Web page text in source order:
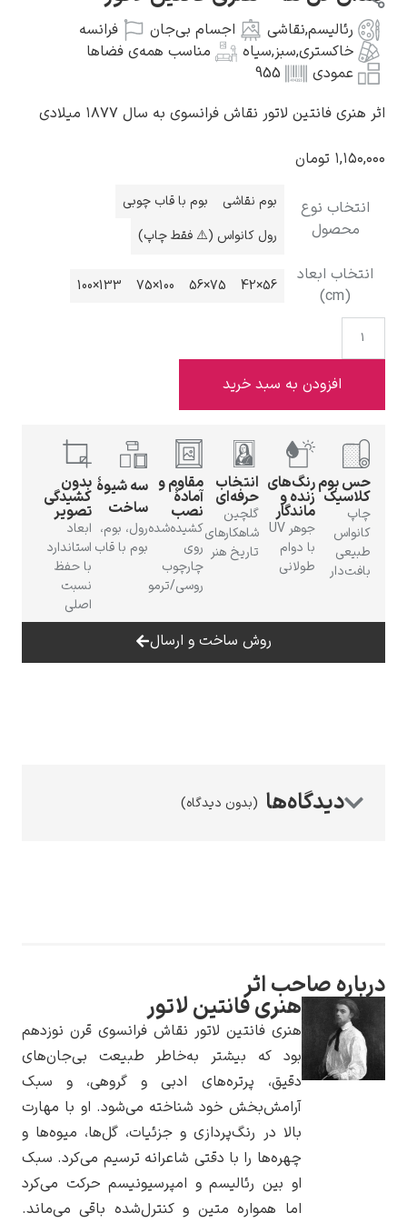
کامی پیسارو
ادوارد هاپر
ادگار دگا
لودویگ دویچ
یوهانس فرمیر
پرفروش‌ترین
نقاشی اجسام بی‌جان
فرانسه
,سبز ,سیاه
مناسب همه‌ی فضاها
955
لاتور نقاش فرانسوی به سال ۱۸۷۷ میلادی
بوم نقاشی
بوم با قاب چوبی
رول کانواس (⚠️ فقط چاپ)
56×42
100×75
133×100
به سبد خرید
رنگ‌های
زنده و
ماندگار
جوهر UV
با دوام
طولانی
انتخاب
حرفه‌ای
گلچین
شاهکارهای
تاریخ هنر
مقاوم و
آمادهٔ
نصب
کشیده‌شده
روی
چارچوب
سه شیوهٔ
ساخت
رول، بوم،
بوم با قاب
بدون
کشیدگی
تصویر
ابعاد
استاندارد
با حفظ
نسبت
روش ساخت و ارسال
(بدون دیدگاه)
صاحب اثر
هنری فانتین لاتور
هنری فانتین لاتور نقاش فرانسوی قرن نوزدهم
بود که بیشتر به‌خاطر طبیعت بی‌جان‌های
دقیق، پرتره‌های ادبی و گروهی، و سبک
آرامش‌بخش خود شناخته می‌شود. او با مهارت
بالا در رنگ‌پردازی و جزئیات، گل‌ها، میوه‌ها و
چهره‌ها را با دقتی شاعرانه ترسیم می‌کرد. سبک
او بین رئالیسم و امپرسیونیسم حرکت می‌کرد
اما همواره متین و کنترل‌شده باقی می‌ماند.